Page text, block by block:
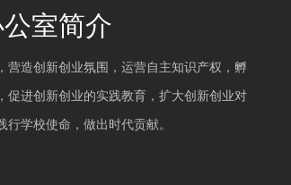
室简介
营造创新创业氛围，运营自主知识产权，孵
促进创新创业的实践教育，扩大创新创业对
行学校使命，做出时代贡献。